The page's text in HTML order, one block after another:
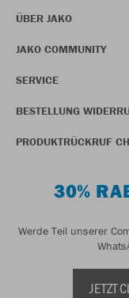
ÜBER JAKO
JAKO COMMUNITY
SERVICE
BESTELLUNG
PRODUKTRÜCKRUF
30%
Werde Teil unserer
JETZT